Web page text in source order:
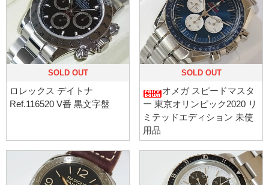
SOLD OUT
ロレックス デイトナ
Ref.116520 V番 黒文字盤
SOLD OUT
オメガ スピードマスタ
ー 東京オリンピック2020 リ
ミテッドエディション 未使
用品